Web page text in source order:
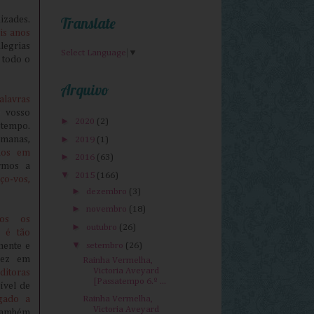
anos
todo o
vosso
em
a
vos,
os
é tão
e
em
de
a
Translate
Select Language ▼
Arquivo
► 2020 (2)
► 2019 (1)
► 2016 (63)
▼ 2015 (166)
► dezembro (3)
► novembro (18)
► outubro (26)
▼ setembro (26)
Rainha Vermelha,
Victoria Aveyard
[Passatempo 6.º ...
Rainha Vermelha,
Victoria Aveyard